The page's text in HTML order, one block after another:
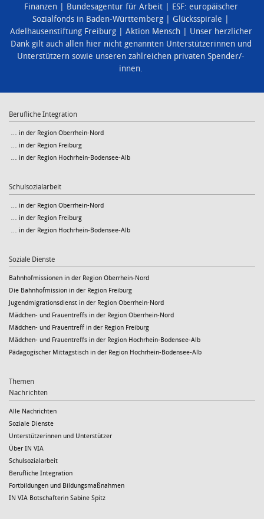
Finanzen
Bundesagentur für Arbeit
ESF: europäischer
Sozialfonds in Baden-Württemberg
Glücksspirale
Adelhausenstiftung Freiburg
Aktion Mensch
Unser herzlicher
Dank gilt auch allen hier nicht genannten Unterstützerinnen und
Unterstützern sowie unseren zahlreichen privaten Spender/-
innen.
Berufliche Integration
… in der Region Oberrhein-Nord
… in der Region Freiburg
… in der Region Hochrhein-Bodensee-Alb
Schulsozialarbeit
… in der Region Oberrhein-Nord
… in der Region Freiburg
… in der Region Hochrhein-Bodensee-Alb
Soziale Dienste
Bahnhofmissionen in der Region Oberrhein-Nord
Die Bahnhofmission in der Region Freiburg
Jugendmigrationsdienst in der Region Oberrhein-Nord
Mädchen- und Frauentreffs in der Region Oberrhein-Nord
Mädchen- und Frauentreff in der Region Freiburg
Mädchen- und Frauentreffs in der Region Hochrhein-Bodensee-Alb
Pädagogischer Mittagstisch in der Region Hochrhein-Bodensee-Alb
Themen
Nachrichten
Alle Nachrichten
Soziale Dienste
Unterstützerinnen und Unterstützer
Über IN VIA
Schulsozialarbeit
Berufliche Integration
Fortbildungen und Bildungsmaßnahmen
IN VIA Botschafterin Sabine Spitz